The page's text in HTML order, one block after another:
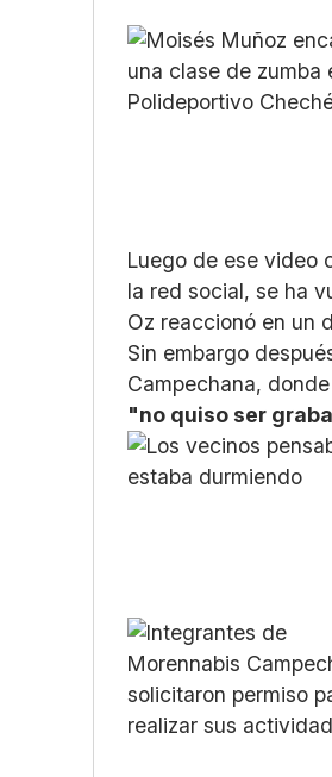
Luego de ese video
la red social, se ha
Oz reaccionó en un
Sin embargo
Campechana,
"no quiso ser